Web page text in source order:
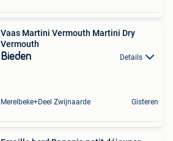
Vaas Martini Vermouth Martini Dry
Vermouth
Bieden Details
Merelbeke+Deel Zwijnaarde Gisteren